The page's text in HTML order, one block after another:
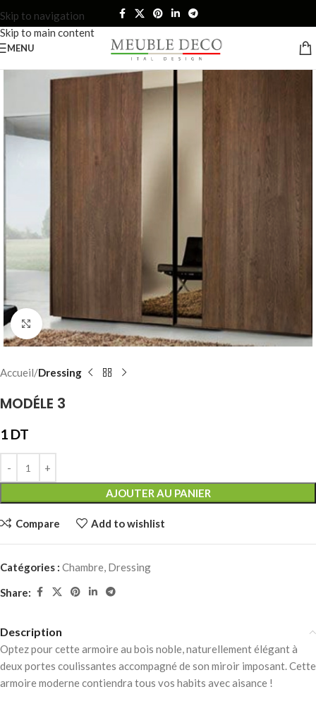
Skip to navigation
Skip to main content
MENU
Click to enlarge
Accueil Dressing
MODÉLE 3
1 DT
AJOUTER AU PANIER
Compare Add to wishlist
Catégories : Chambre, Dressing
Share:
Description
Optez pour cette armoire au bois noble, naturellement élégant à
deux portes coulissantes accompagné de son miroir imposant. Cette
armoire moderne contiendra tous vos habits avec aisance !